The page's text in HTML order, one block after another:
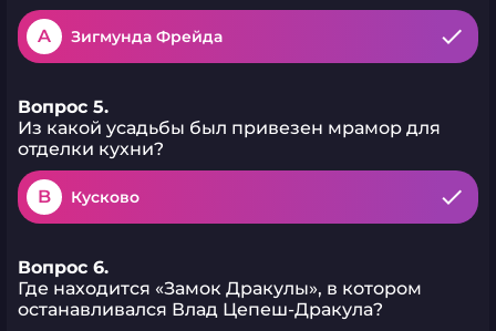
A Зигмунда Фрейда
Вопрос 5.
Из какой усадьбы был привезен мрамор для
отделки кухни?
B Кусково
Вопрос 6.
Где находится «Замок Дракулы», в котором
останавливался Влад Цепеш-Дракула?